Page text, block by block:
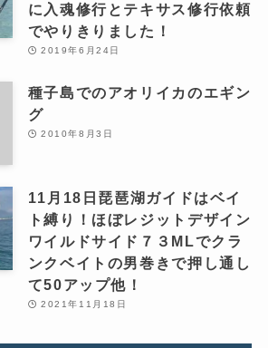
に入魂修行とテキサス修行依頼
でやりきりました！
2019年6月24日
種子島でのアオリイカのエギン
グ
2010年8月3日
11月18日琵琶湖ガイドはベイ
ト縛り！ほぼレジットデザイン
ワイルドサイド７３MLでクラ
ンクベイトの男巻きで押し通し
て50アップ他！
2021年11月18日